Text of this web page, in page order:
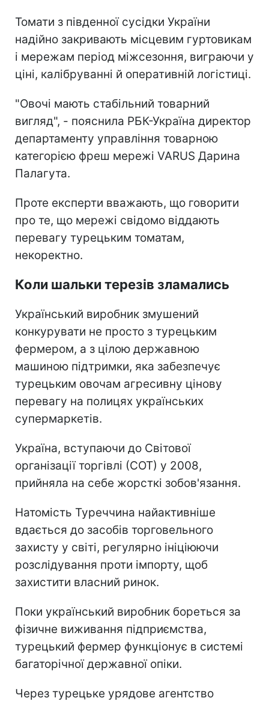
Томати з південної сусідки України
надійно закривають місцевим гуртовикам
і мережам період міжсезоння, виграючи у
ціні, калібруванні й оперативній логістиці.
"Овочі мають стабільний товарний
вигляд", - пояснила РБК-Україна директор
департаменту управління товарною
категорією фреш мережі VARUS Дарина
Палагута.
Проте експерти вважають, що говорити
про те, що мережі свідомо віддають
перевагу турецьким томатам,
некоректно.
Коли шальки терезів зламались
Український виробник змушений
конкурувати не просто з турецьким
фермером, а з цілою державною
машиною підтримки, яка забезпечує
турецьким овочам агресивну цінову
перевагу на полицях українських
супермаркетів.
Україна, вступаючи до Світової
організації торгівлі (СОТ) у 2008,
прийняла на себе жорсткі зобов'язання.
Натомість Туреччина найактивніше
вдається до засобів торговельного
захисту у світі, регулярно ініціюючи
розслідування проти імпорту, щоб
захистити власний ринок.
Поки український виробник бореться за
фізичне виживання підприємства,
турецький фермер функціонує в системі
багаторічної державної опіки.
Через турецьке урядове агентство